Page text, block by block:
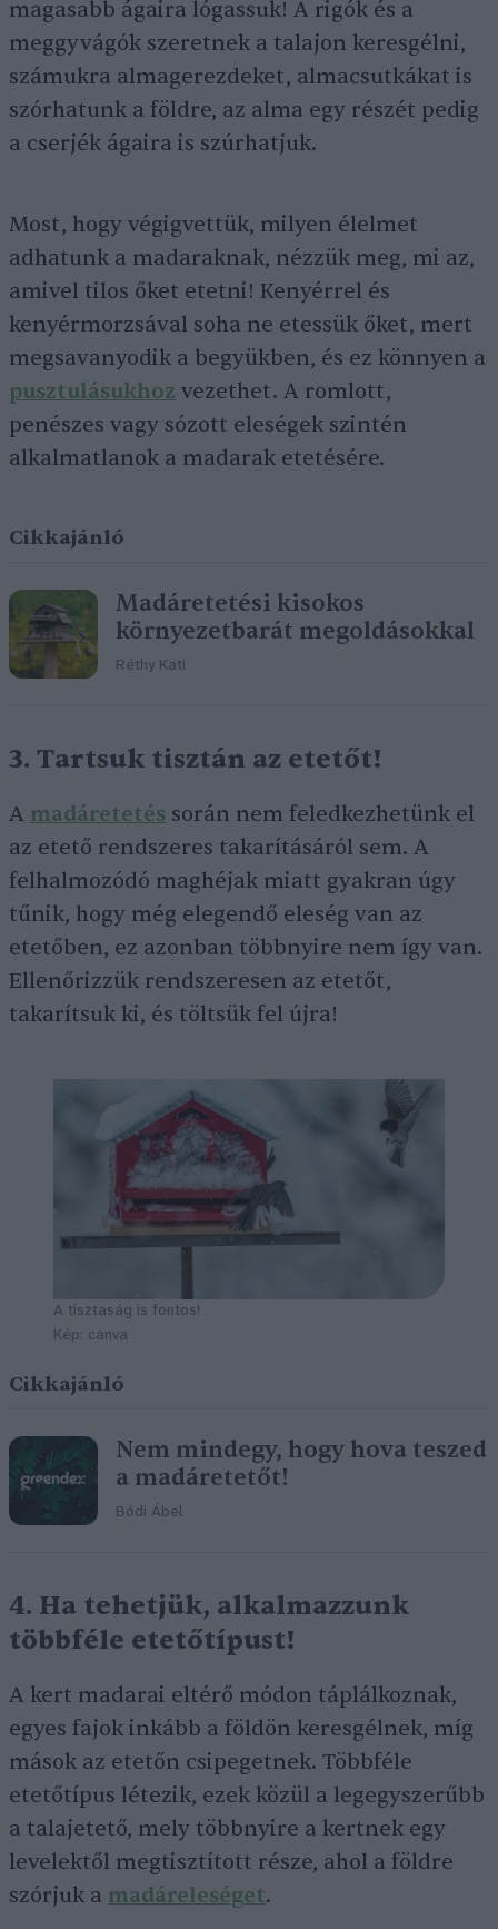
magasabb ágaira lógassuk! A rigók és a
meggyvágók szeretnek a talajon keresgélni,
számukra almagerezdeket, almacsutkákat is
szórhatunk a földre, az alma egy részét pedig
a cserjék ágaira is szúrhatjuk.
Most, hogy végigvettük, milyen élelmet
adhatunk a madaraknak, nézzük meg, mi az,
amivel tilos őket etetni! Kenyérrel és
kenyérmorzsával soha ne etessük őket, mert
megsavanyodik a begyükben, és ez könnyen a
pusztulásukhoz vezethet. A romlott,
penészes vagy sózott eleségek szintén
alkalmatlanok a madarak etetésére.
Cikkajánló
Madáretetési kisokos
környezetbarát megoldásokkal
Réthy Kati
3. Tartsuk tisztán az etetőt!
A madáretetés során nem feledkezhetünk el
az etető rendszeres takarításáról sem. A
felhalmozódó maghéjak miatt gyakran úgy
tűnik, hogy még elegendő eleség van az
etetőben, ez azonban többnyire nem így van.
Ellenőrizzük rendszeresen az etetőt,
takarítsuk ki, és töltsük fel újra!
A tisztaság is fontos!
Kép: canva
Cikkajánló
Nem mindegy, hogy hova teszed
a madáretetőt!
Bódi Ábel
4. Ha tehetjük, alkalmazzunk
többféle etetőtípust!
A kert madarai eltérő módon táplálkoznak,
egyes fajok inkább a földön keresgélnek, míg
mások az etetőn csipegetnek. Többféle
etetőtípus létezik, ezek közül a legegyszerűbb
a talajetető, mely többnyire a kertnek egy
levelektől megtisztított része, ahol a földre
szórjuk a madáreleséget.